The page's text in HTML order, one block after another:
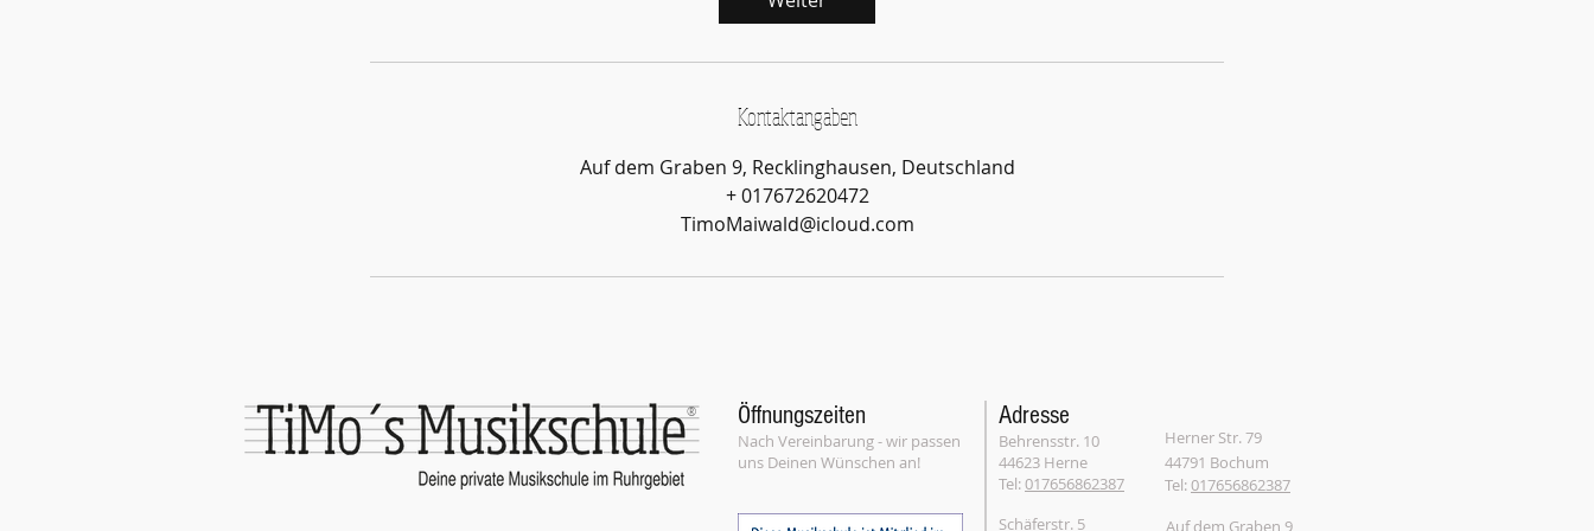
Kontaktangaben
Auf dem Graben 9, Recklinghausen, Deutschland
+ 017672620472
TimoMaiwald@icloud.com
® Öffnungszeiten
Nach Vereinbarung - wir passen
uns Deinen Wünschen an!
Adresse
Behrensstr. 10
44623 Herne
Tel:017656862387
Herner Str. 79
44791 Bochum
Tel:017656862387
Schäferstr. 5
Auf dem Graben 9